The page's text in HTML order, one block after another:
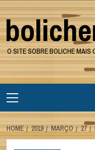
Skip
to
content
O SITE SOBRE BOLICHE MAIS
Menu
HOME 2019 MARÇO 27